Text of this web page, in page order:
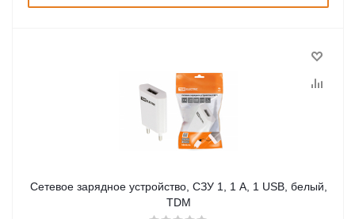
Сетевое зарядное устройство, СЗУ 1, 1 А, 1 USB, белый,
TDM